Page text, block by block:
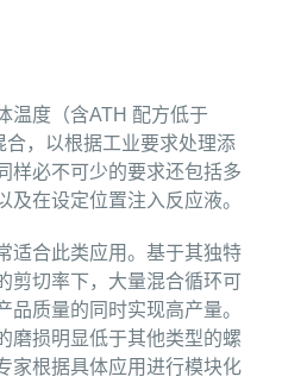
温度（含ATH 配方低于
，以根据工业要求处理添
样必不可少的要求还包括多
在设定位置注入反应液。
适合此类应用。基于其独特
剪切率下，大量混合循环可
品质量的同时实现高产量。
磨损明显低于其他类型的螺
家根据具体应用进行模块化